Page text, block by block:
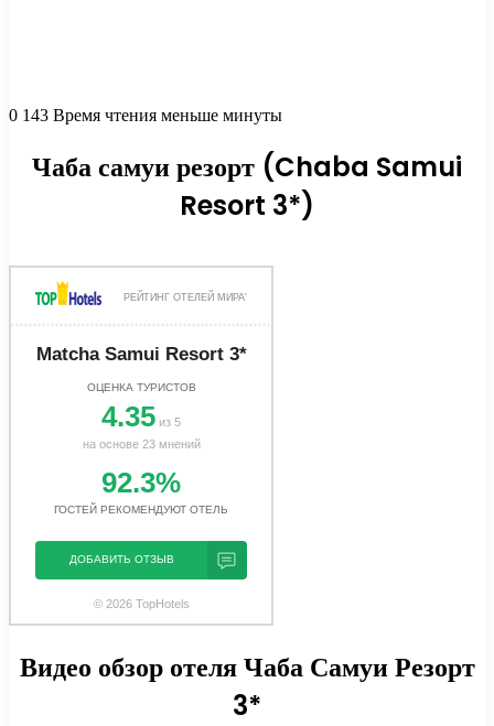
0 143 Время чтения меньше минуты
Чаба самуи резорт (Chaba Samui
Resort 3*)
РЕЙТИНГ ОТЕЛЕЙ МИРА'
Matcha Samui Resort 3*
ОЦЕНКА ТУРИСТОВ
4.35 из 5
на основе 23 мнений
92.3%
ГОСТЕЙ РЕКОМЕНДУЮТ ОТЕЛЬ
ДОБАВИТЬ ОТЗЫВ
© 2026 TopHotels
Видео обзор отеля Чаба Самуи Резорт
3*